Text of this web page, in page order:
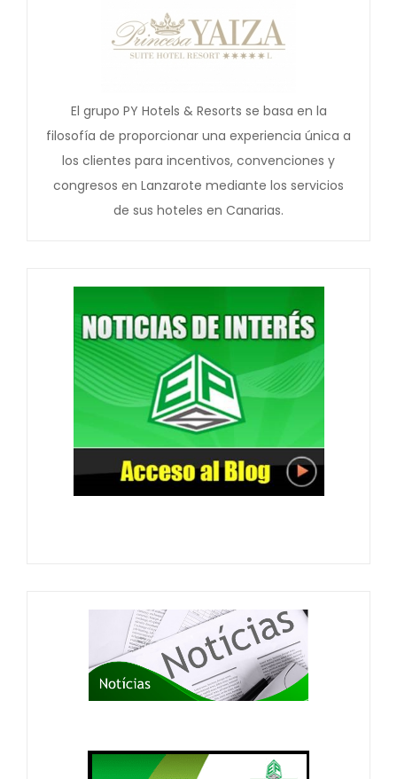
El grupo PY Hotels & Resorts se basa en la
filosofía de proporcionar una experiencia única a
los clientes para incentivos, convenciones y
congresos en Lanzarote mediante los servicios
de sus hoteles en Canarias.